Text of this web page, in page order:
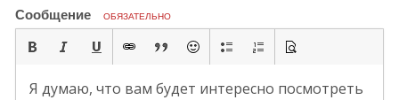
Сообщение ОБЯЗАТЕЛЬНО
Я думаю, что вам будет интересно посмотреть